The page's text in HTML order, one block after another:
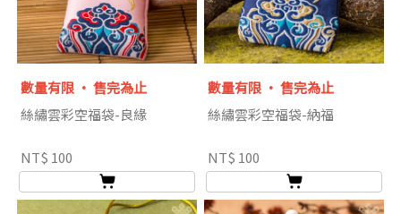
數量有限 ‧ 售完為止
絲繡雲彩空福袋-良緣
NT$ 100
數量有限 ‧ 售完為止
絲繡雲彩空福袋-納福
NT$ 100